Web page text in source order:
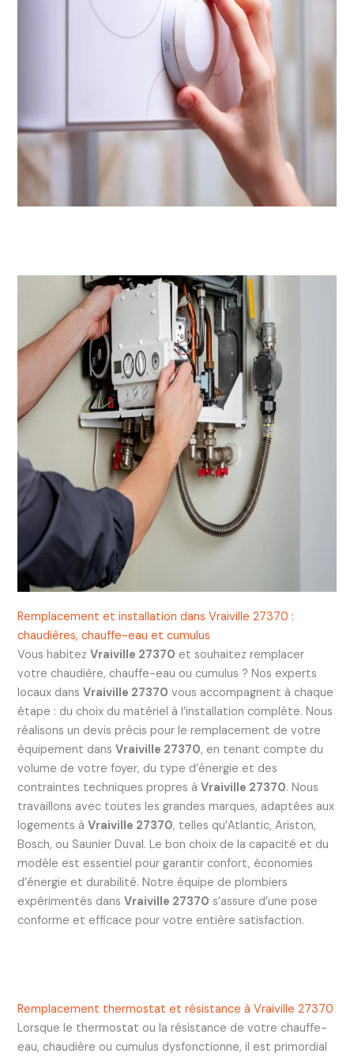
Remplacement et installation dans Vraiville 27370 :
chaudières, chauffe-eau et cumulus
Vous habitez Vraiville 27370 et souhaitez remplacer
votre chaudière, chauffe-eau ou cumulus ? Nos experts
locaux dans Vraiville 27370 vous accompagnent à chaque
étape : du choix du matériel à l’installation complète. Nous
réalisons un devis précis pour le remplacement de votre
équipement dans Vraiville 27370, en tenant compte du
volume de votre foyer, du type d’énergie et des
contraintes techniques propres à Vraiville 27370. Nous
travaillons avec toutes les grandes marques, adaptées aux
logements à Vraiville 27370, telles qu’Atlantic, Ariston,
Bosch, ou Saunier Duval. Le bon choix de la capacité et du
modèle est essentiel pour garantir confort, économies
d’énergie et durabilité. Notre équipe de plombiers
expérimentés dans Vraiville 27370 s’assure d’une pose
conforme et efficace pour votre entière satisfaction.
Remplacement thermostat et résistance à Vraiville 27370
Lorsque le thermostat ou la résistance de votre chauffe-
eau, chaudière ou cumulus dysfonctionne, il est primordial